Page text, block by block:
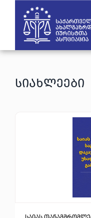
სიახლეები